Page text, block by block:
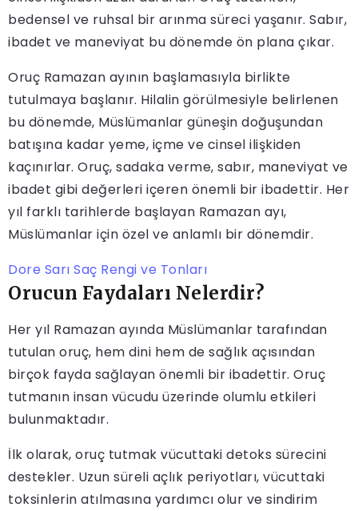
bedensel ve ruhsal bir arınma süreci yaşanır. Sabır,
ibadet ve maneviyat bu dönemde ön plana çıkar.
Oruç Ramazan ayının başlamasıyla birlikte
tutulmaya başlanır. Hilalin görülmesiyle belirlenen
bu dönemde, Müslümanlar güneşin doğuşundan
batışına kadar yeme, içme ve cinsel ilişkiden
kaçınırlar. Oruç, sadaka verme, sabır, maneviyat ve
ibadet gibi değerleri içeren önemli bir ibadettir. Her
yıl farklı tarihlerde başlayan Ramazan ayı,
Müslümanlar için özel ve anlamlı bir dönemdir.
Dore Sarı Saç Rengi ve Tonları
Orucun Faydaları Nelerdir?
Her yıl Ramazan ayında Müslümanlar tarafından
tutulan oruç, hem dini hem de sağlık açısından
birçok fayda sağlayan önemli bir ibadettir. Oruç
tutmanın insan vücudu üzerinde olumlu etkileri
bulunmaktadır.
İlk olarak, oruç tutmak vücuttaki detoks sürecini
destekler. Uzun süreli açlık periyotları, vücuttaki
toksinlerin atılmasına yardımcı olur ve sindirim